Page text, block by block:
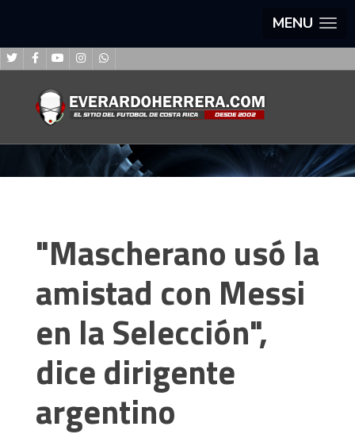
MENU
"Mascherano usó la
amistad con Messi
en la Selección",
dice dirigente
argentino